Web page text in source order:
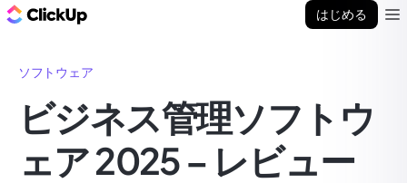
はじめる
ソフトウェア
ビジネス管理ソフトウ
ェア 2025 – レビュー